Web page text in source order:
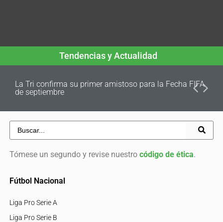
Tendencias y Actualidad
La Tri confirma su primer amistoso para la Fecha FIFA
de septiembre
Tómese un segundo y revise nuestro código de ética.
Fútbol Nacional
Liga Pro Serie A
Liga Pro Serie B